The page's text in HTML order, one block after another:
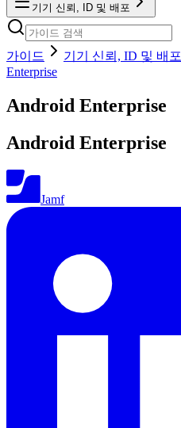
기기 신뢰, ID 및 배포
가이드 기기 신뢰, ID 및 배포
Enterprise
Android Enterprise
Android Enterprise
Jamf